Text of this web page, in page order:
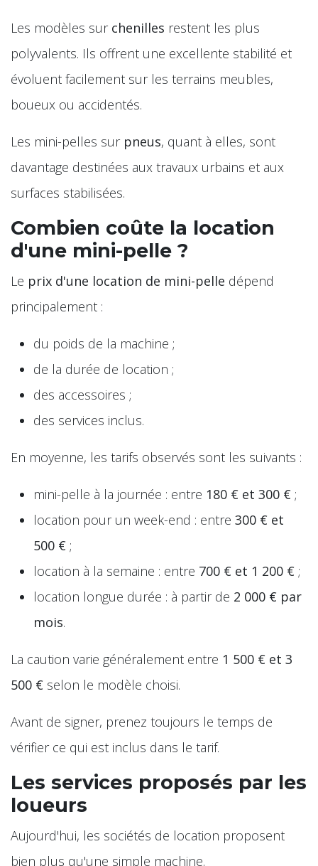
Les modèles sur chenilles restent les plus
polyvalents. Ils offrent une excellente stabilité et
évoluent facilement sur les terrains meubles,
boueux ou accidentés.
Les mini-pelles sur pneus, quant à elles, sont
davantage destinées aux travaux urbains et aux
surfaces stabilisées.
Combien coûte la location
d'une mini-pelle ?
Le prix d'une location de mini-pelle dépend
principalement :
du poids de la machine ;
de la durée de location ;
des accessoires ;
des services inclus.
En moyenne, les tarifs observés sont les suivants :
mini-pelle à la journée : entre 180 € et 300 € ;
location pour un week-end : entre 300 € et
500 € ;
location à la semaine : entre 700 € et 1 200 € ;
location longue durée : à partir de 2 000 € par
mois.
La caution varie généralement entre 1 500 € et 3
500 € selon le modèle choisi.
Avant de signer, prenez toujours le temps de
vérifier ce qui est inclus dans le tarif.
Les services proposés par les
loueurs
Aujourd'hui, les sociétés de location proposent
bien plus qu'une simple machine.